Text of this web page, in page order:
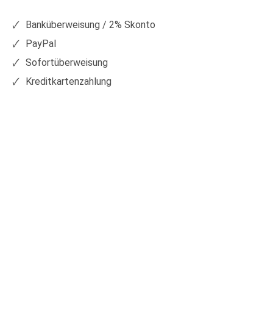
Banküberweisung / 2% Skonto
PayPal
Sofortüberweisung
Kreditkartenzahlung